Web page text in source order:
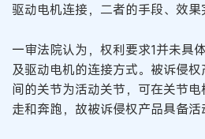
驱动电机连接，二者的手段、效果
一审法院认为，权利要求1并未具
及驱动电机的连接方式。被诉侵
间的关节为活动关节，可在关节
走和奔跑，故被诉侵权产品具备活